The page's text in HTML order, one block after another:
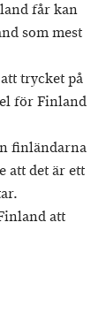
får kan
som mest
trycket på
för Finland
finländarna
att det är ett
att